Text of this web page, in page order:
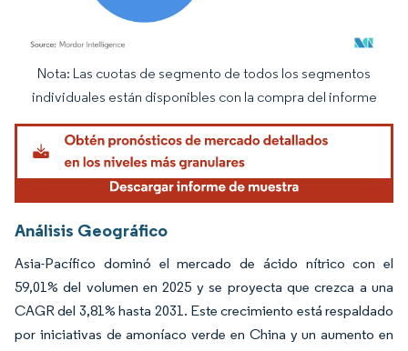
Imagen © Mordor Intelligence. El uso requiere atribución según CC BY 4.0.
Nota: Las cuotas de segmento de todos los segmentos
individuales están disponibles con la compra del informe
Análisis Geográfico
Asia-Pacífico dominó el mercado de ácido nítrico con el
59,01% del volumen en 2025 y se proyecta que crezca a una
CAGR del 3,81% hasta 2031. Este crecimiento está respaldado
por iniciativas de amoníaco verde en China y un aumento en